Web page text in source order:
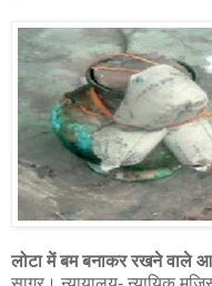
लोटा में बम बनाकर रखने वाले